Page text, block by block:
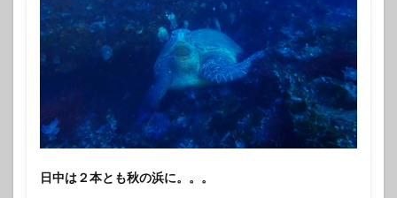
日中は２本とも秋の浜に。。。